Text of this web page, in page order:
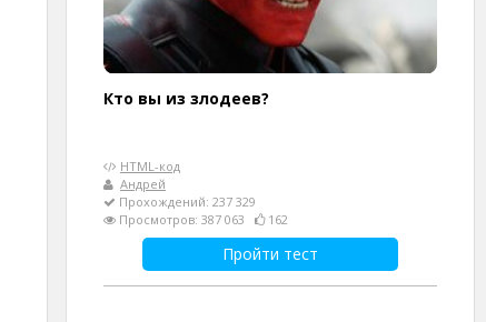
Кто вы из злодеев?
HTML-код
Андрей
Прохождений: 237 329
Просмотров: 387 063
162
Пройти тест